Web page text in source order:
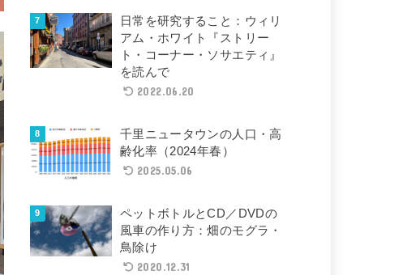
日常を研究すること：ウィリ
アム・ホワイト『ストリー
ト・コーナー・ソサエティ』
を読んで
2022.06.20
千里ニュータウンの人口・高
齢化率（2024年春）
2025.05.06
ペットボトルとCD／DVDの
風車の作り方：畑のモグラ・
鳥除け
2020.12.31